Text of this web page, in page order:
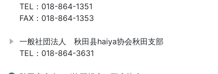
TEL：018-864-1351
FAX：018-864-1353
一般社団法人 秋田县haiya协会秋田支部
TEL：018-864-3631